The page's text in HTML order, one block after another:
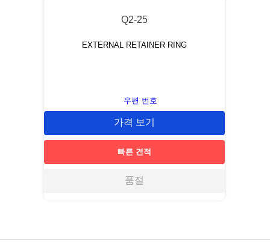
Q2-25
EXTERNAL RETAINER RING
우편 번호
가격 보기
빠른 견적
품절